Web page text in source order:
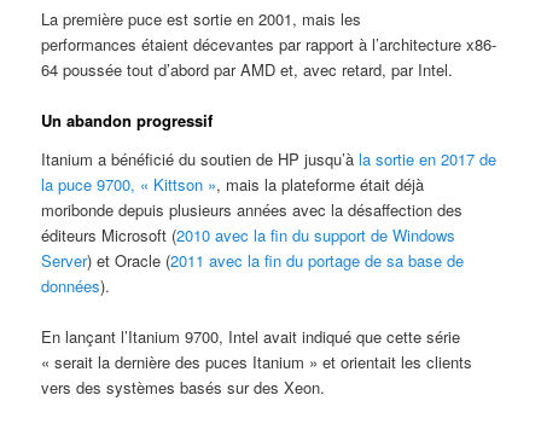
La première puce est sortie en 2001, mais les
performances étaient décevantes par rapport à l’architecture x86-
64 poussée tout d’abord par AMD et, avec retard, par Intel.
Un abandon progressif
Itanium a bénéficié du soutien de HP jusqu’àla sortie en 2017 de
la puce 9700, « Kittson », mais la plateforme était déjà
moribonde depuis plusieurs années avec la désaffection des
éditeurs Microsoft (2010 avec la fin du support de Windows
Server) et Oracle (2011 avec la fin du portage de sa base de
données).
En lançant l’Itanium 9700, Intel avait indiqué que cette série
« serait la dernière des puces Itanium » et orientait les clients
vers des systèmes basés sur des Xeon.